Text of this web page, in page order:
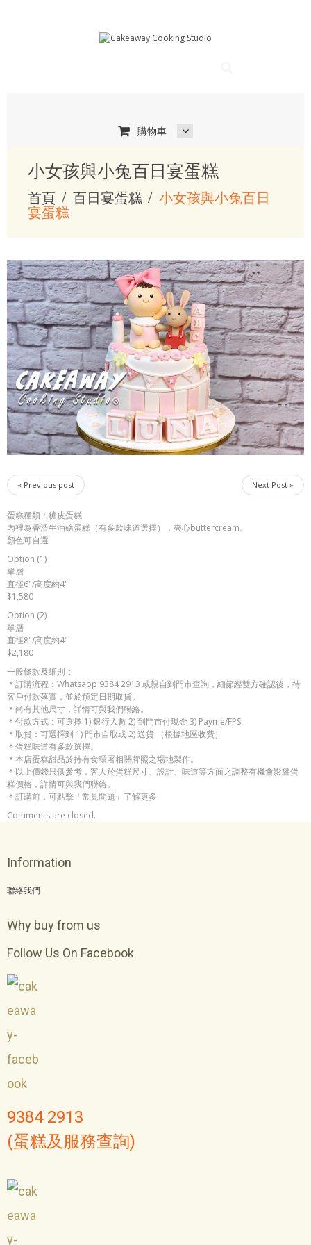
購物車
小女孩與小兔百日宴蛋糕
首頁 百日宴蛋糕 小女孩與小兔百日
宴蛋糕
« Previous post Next Post »
蛋糕種類：糖皮蛋糕
內裡為香滑牛油磅蛋糕（有多款味道選擇），夾心buttercream。
顏色可自選
Option (1)
單層
直徑6"/高度約4"
$1,580
Option (2)
單層
直徑8"/高度約4"
$2,180
一般條款及細則：
＊訂購流程：Whatsapp 9384 2913 或親自到門市查詢，細節經雙方確認後，待
客戶付款落實，並於預定日期取貨。
＊尚有其他尺寸，詳情可與我們聯絡。
＊付款方式：可選擇 1) 銀行入數 2) 到門市付現金 3) Payme/FPS
＊取貨：可選擇到 1) 門市自取或 2) 送貨 （根據地區收費）
＊蛋糕味道有多款選擇。
＊本店蛋糕甜品於持有食環署相關牌照之場地製作。
＊以上價錢只供參考，客人於蛋糕尺寸、設計、味道等方面之調整有機會影響蛋
糕價格，詳情可與我們聯絡。
＊訂購前，可點擊「常見問題」了解更多
Comments are closed.
Information
聯絡我們
Why buy from us
Follow Us On Facebook
9384 2913
(蛋糕及服務查詢)